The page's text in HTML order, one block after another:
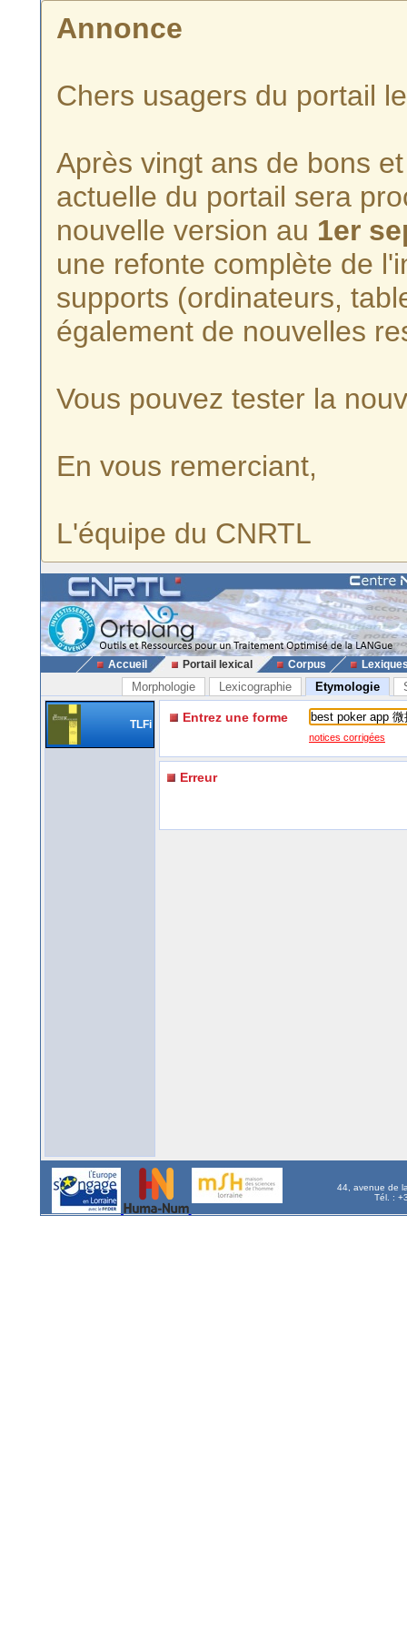
Annonce
Chers usagers du portail
Après vingt ans de bons
actuelle du portail sera
nouvelle version au 1er
une refonte complète de
supports (ordinateurs,
également de nouvelles
Vous pouvez tester la
En vous remerciant,
L'équipe du CNRTL
Accueil Portail lexical Corpus
Morphologie Lexicographie Etymologie
TLFi Entrez une forme
notices corrigées
Erreur
44, avenue de
Tél. :